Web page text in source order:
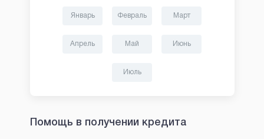
Январь Февраль Март
Апрель Май Июнь
Июль
Помощь в получении кредита